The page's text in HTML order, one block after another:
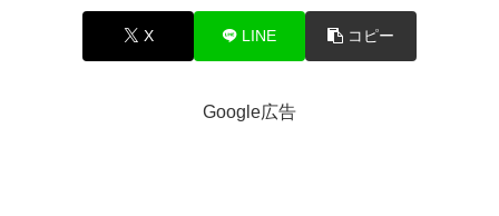
X LINE コピー
Google広告